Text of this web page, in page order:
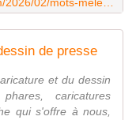
de presse
et du dessin
caricatures
qui s'offre à nous,